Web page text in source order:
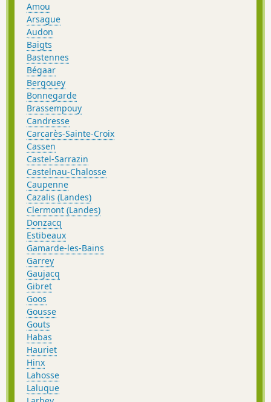
Amou
Arsague
Audon
Baigts
Bastennes
Bégaar
Bergouey
Bonnegarde
Brassempouy
Candresse
Carcarès-Sainte-Croix
Cassen
Castel-Sarrazin
Castelnau-Chalosse
Caupenne
Cazalis (Landes)
Clermont (Landes)
Donzacq
Estibeaux
Gamarde-les-Bains
Garrey
Gaujacq
Gibret
Goos
Gousse
Gouts
Habas
Hauriet
Hinx
Lahosse
Laluque